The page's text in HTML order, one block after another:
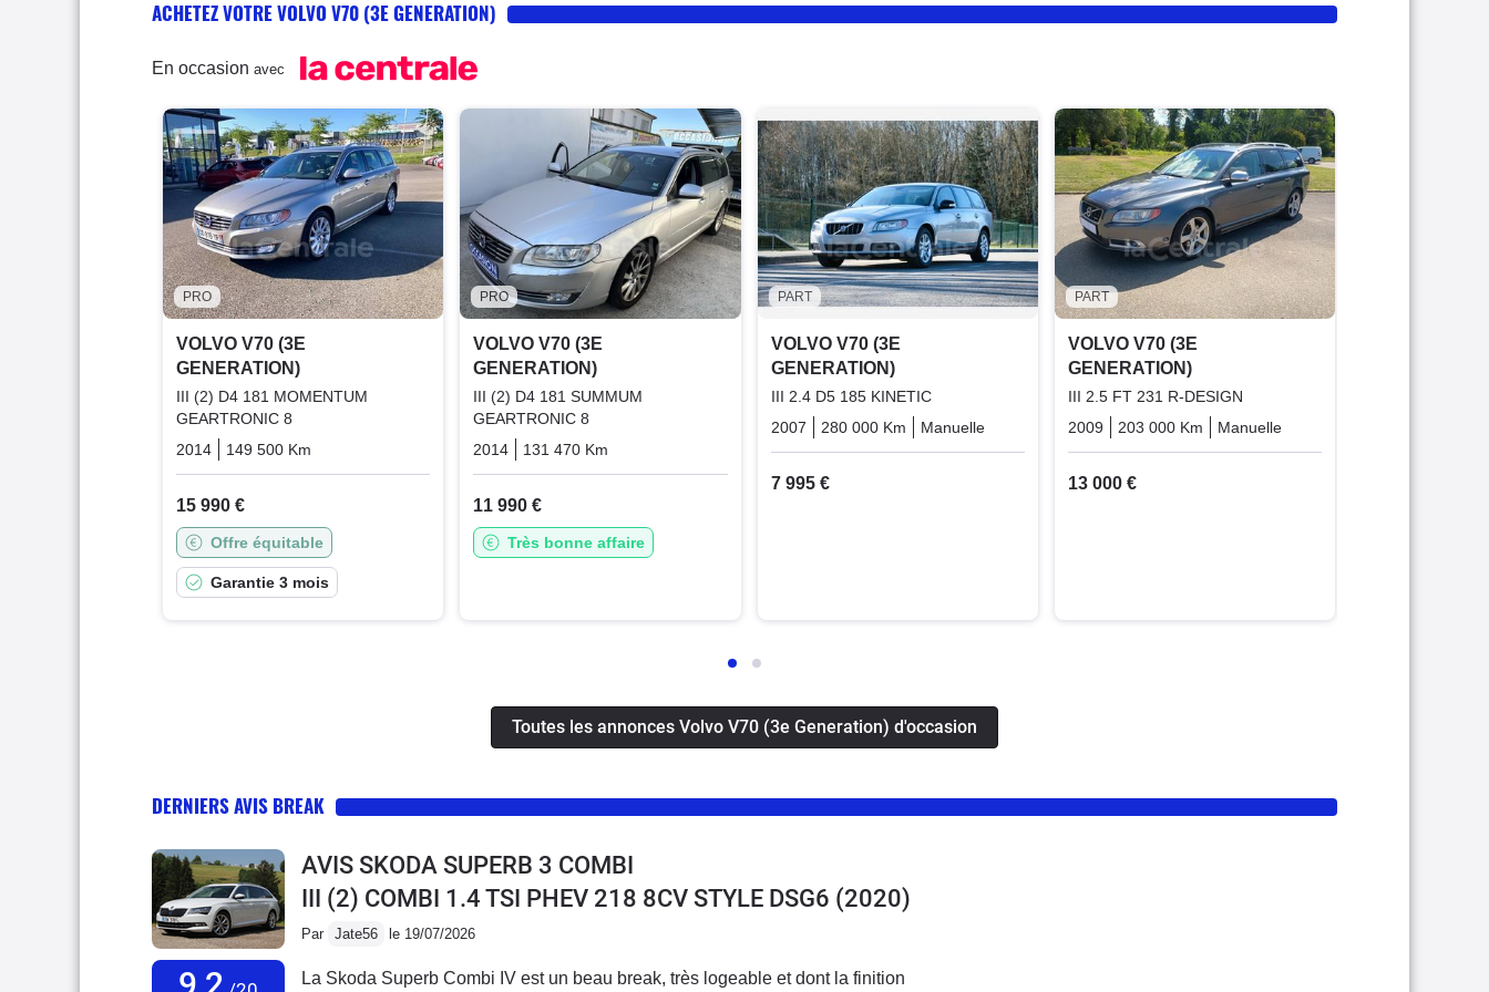
ACHETEZ VOTRE VOLVO V70 (3E GENERATION)
En occasion avec
PRO
VOLVO V70 (3E
GENERATION)
III (2) D4 181 MOMENTUM
GEARTRONIC 8
2014
149 500 Km
15 990 €
Offre équitable
Garantie 3 mois
PRO
VOLVO V70 (3E
GENERATION)
III (2) D4 181 SUMMUM
GEARTRONIC 8
2014
131 470 Km
11 990 €
Très bonne affaire
PART
VOLVO V70 (3E
GENERATION)
III 2.4 D5 185 KINETIC
2007
280 000 Km Manuelle
7 995 €
PART
VOLVO V70 (3E
GENERATION)
III 2.5 FT 231 R-DESIGN
2009
203 000 Km Manuelle
13 000 €
Toutes les annonces Volvo V70 (3e Generation) d'occasion
DERNIERS AVIS BREAK
AVIS SKODA SUPERB 3 COMBI
III (2) COMBI 1.4 TSI PHEV 218 8CV STYLE DSG6 (2020)
Par Jate56 le 19/07/2026
La Skoda Superb Combi IV est un beau break, très logeable et dont la finition